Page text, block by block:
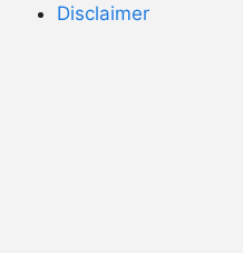
Disclaimer